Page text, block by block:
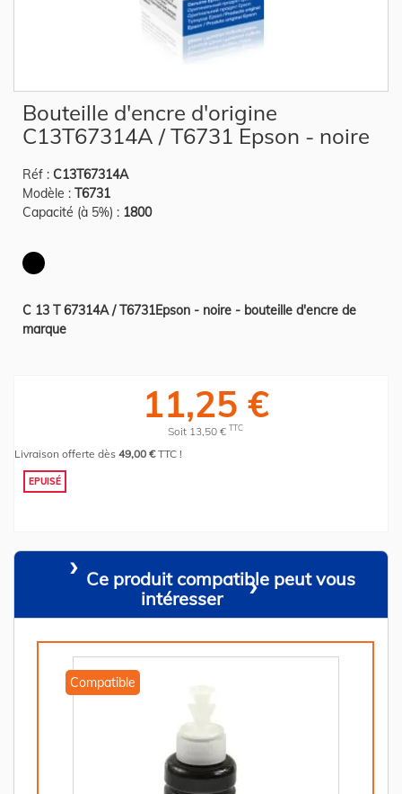
the
beginning
images
gallery
Bouteille d'encre d'origine
C13T67314A / T6731 Epson - noire
Réf : C13T67314A
Modèle : T6731
Capacité (à 5%) : 1800
C 13 T 67314A / T6731Epson - noire - bouteille d'encre de
marque
11,25 €
Soit 13,50 € TTC
Livraison offerte dès 49,00 €TTC !
EPUISÉ
Ce produit compatible peut vous
intéresser
Compatible